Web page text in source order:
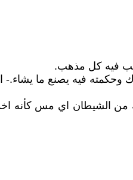
الشيطان اي مس كأنه اخذ